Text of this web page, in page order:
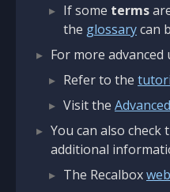
If some terms
the glossarycan
For more
Refer to the
Visit the
You can also check
additional
The Recalbox